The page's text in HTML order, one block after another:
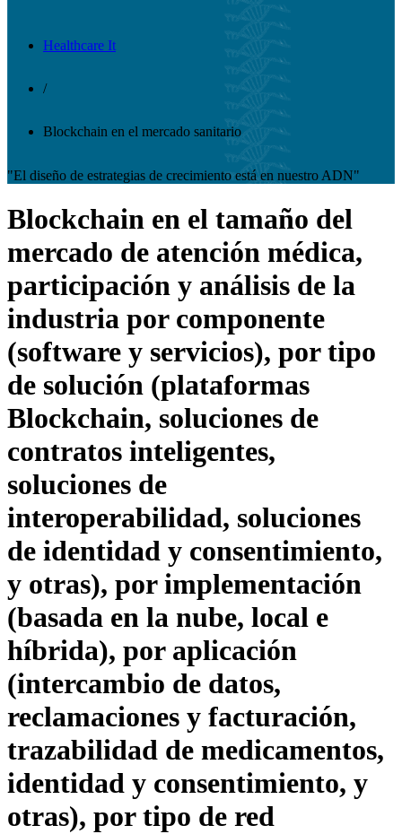
Healthcare It
/
Blockchain en el mercado sanitario
"El diseño de estrategias de crecimiento está en nuestro ADN"
Blockchain en el tamaño del
mercado de atención médica,
participación y análisis de la
industria por componente
(software y servicios), por tipo
de solución (plataformas
Blockchain, soluciones de
contratos inteligentes,
soluciones de
interoperabilidad, soluciones
de identidad y consentimiento,
y otras), por implementación
(basada en la nube, local e
híbrida), por aplicación
(intercambio de datos,
reclamaciones y facturación,
trazabilidad de medicamentos,
identidad y consentimiento, y
otras), por tipo de red